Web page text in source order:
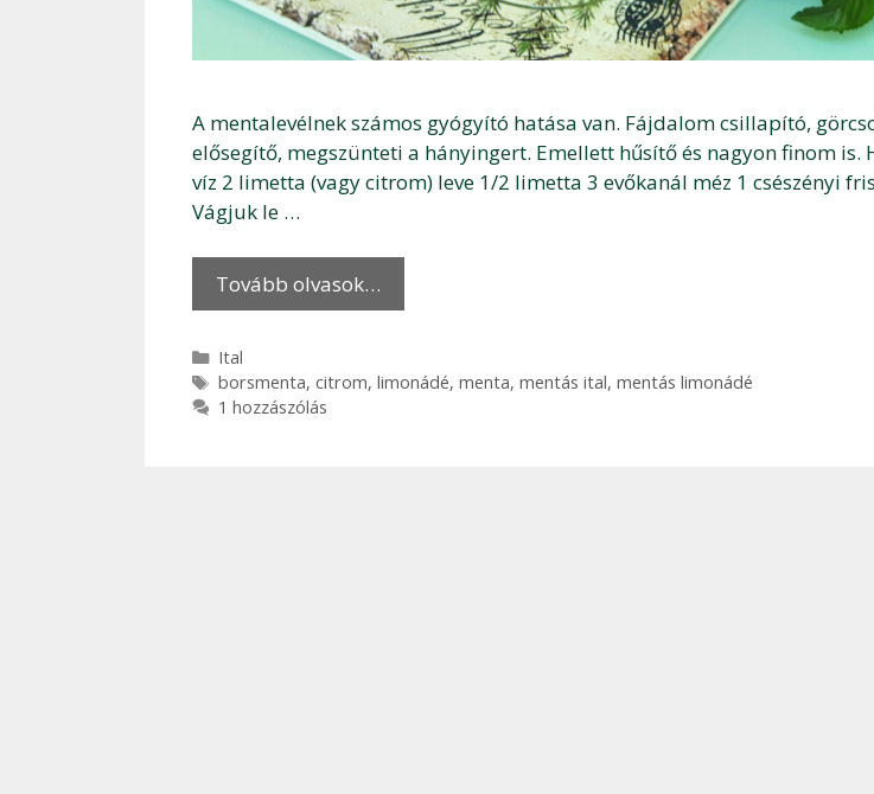
A mentalevélnek számos gyógyító hatása van. Fájdalom csillapító,
elősegítő, megszünteti a hányingert. Emellett hűsítő és nagyon finom is.
víz 2 limetta (vagy citrom) leve 1/2 limetta 3 evőkanál méz 1 csészényi
Vágjuk le …
Tovább olvasok…
Kategória
Ital
Címkék
borsmenta, citrom, limonádé, menta, mentás ital, mentás limonádé
1 hozzászólás